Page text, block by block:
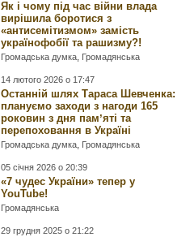
Як і чому під час війни влада
вирішила боротися з
«антисемітизмом» замість
українофобії та рашизму?!
Громадська думка Громадянська
14 лютого 2026 о 17:47
Останній шлях Тараса Шевченка:
плануємо заходи з нагоди 165
роковин з дня памʼяті та
перепоховання в Україні
Громадська думка Громадянська
05 січня 2026 о 20:39
«7 чудес України» тепер у
YouTube!
Громадянська
29 грудня 2025 о 21:22